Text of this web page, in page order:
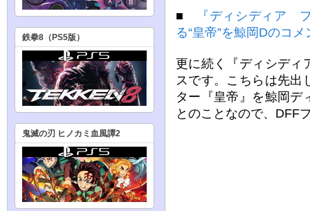
■
『ディシディア
る“皇帝”を鯨岡Dのコ
更に続く『ディシデ
スです。こちらは先出
ター『皇帝』を鯨岡デ
とのことなので、DFF
鉄拳8（PS5版）
鬼滅の刃 ヒノカミ血風譚2